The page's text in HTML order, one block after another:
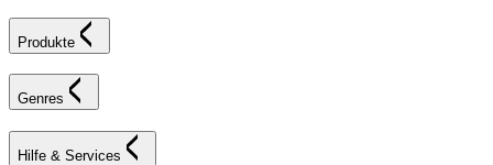
Produkte
Genres
Hilfe & Services